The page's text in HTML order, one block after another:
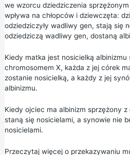
we wzorcu dziedziczenia
wpływa na chłopców i dziewczęta:
odziedziczyły wadliwy gen, stają się
odziedziczą wadliwy gen, dostaną
Kiedy matka jest nosicielką albinizmu
chromosomem X, każda z jej córek
zostanie nosicielką, a każdy z jej
albinizmu.
Kiedy ojciec ma albinizm sprzężony
staną się nosicielami, a synowie nie
nosicielami.
Przeczytaj więcej o przekazywaniu